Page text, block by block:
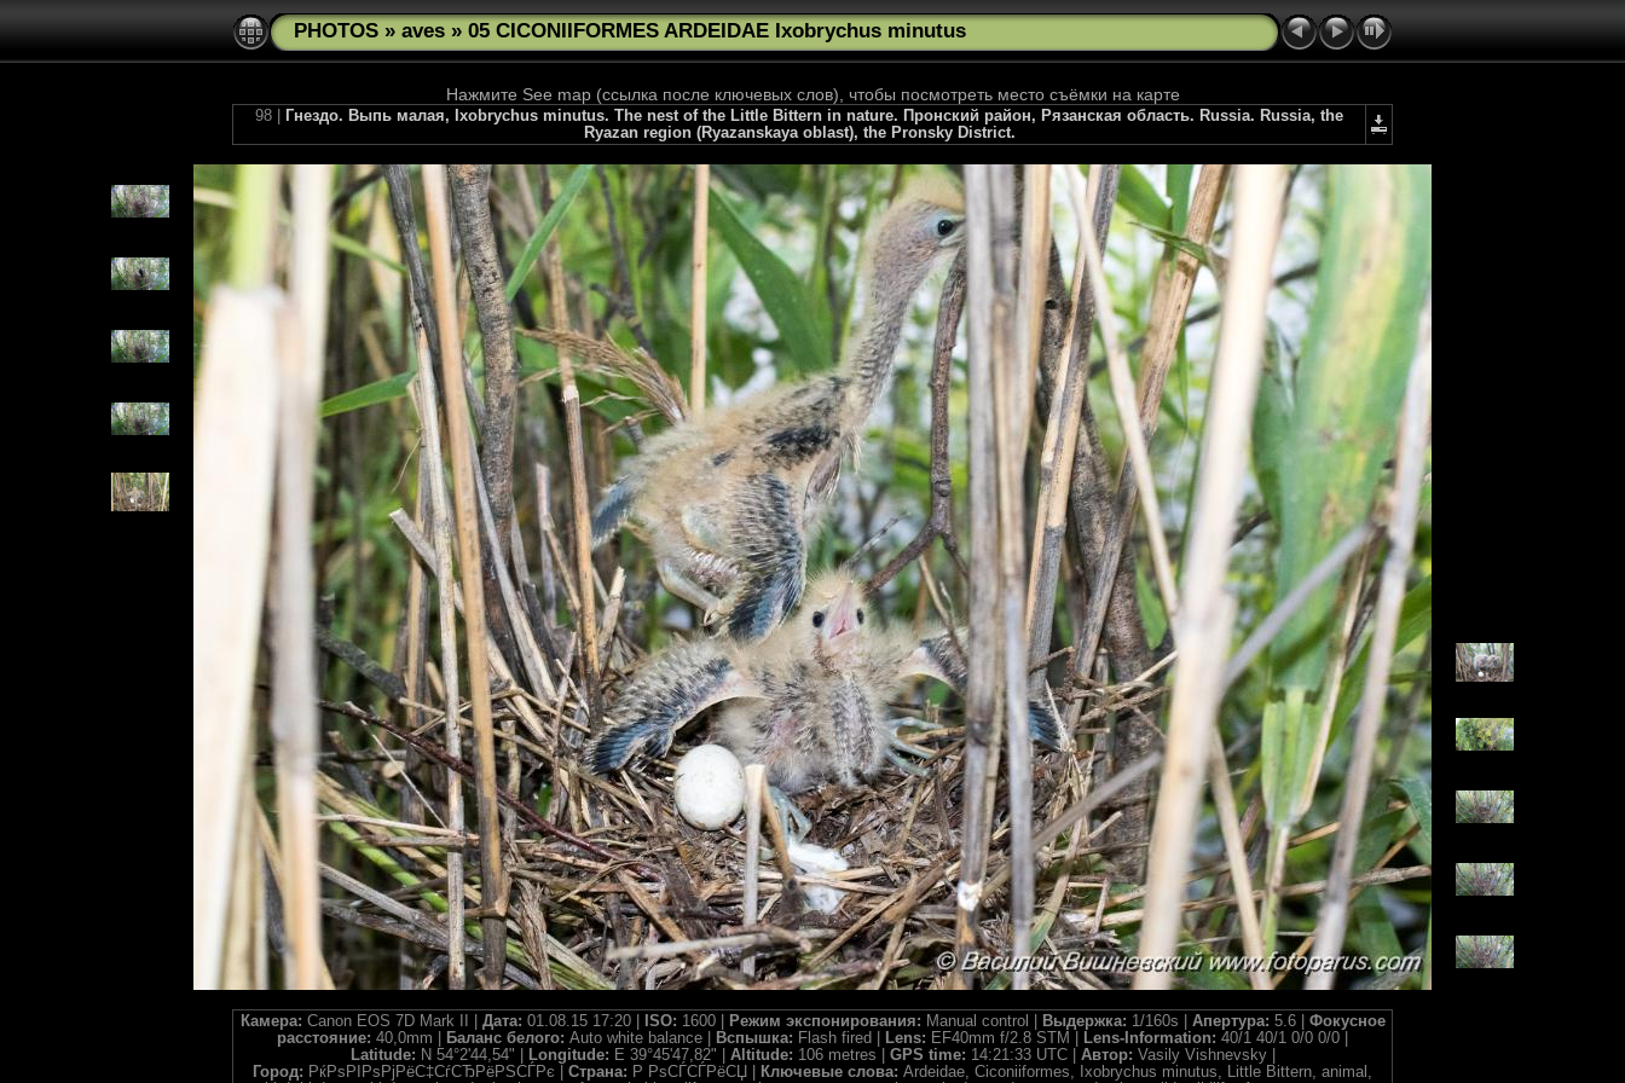
PHOTOS » aves » 05 CICONIIFORMES ARDEIDAE Ixobrychus minutus
Нажмите See map (ссылка после ключевых слов), чтобы посмотреть место съёмки на карте
98 |
Гнездо. Выпь малая, Ixobrychus minutus. The nest of the Little Bittern in nature. Пронский район, Рязанская область. Russia. Russia, the
Ryazan region (Ryazanskaya oblast), the Pronsky District.
Камера: Canon EOS 7D Mark II | Дата: 01.08.15 17:20 | ISO: 1600 | Режим экспонирования: Manual control | Выдержка: 1/160s | Апертура: 5.6 | Фокусное
расстояние: 40,0mm | Баланс белого: Auto white balance | Вспышка: Flash fired | Lens: EF40mm f/2.8 STM | Lens-Information: 40/1 40/1 0/0 0/0 |
Latitude: N 54°2'44,54" | Longitude: E 39°45'47,82" | Altitude: 106 metres | GPS time: 14:21:33 UTC | Автор: Vasily Vishnevsky |
Город: РќРѕРІРѕРјРёС‡СѓСЂРёРЅСЃРє | Страна: Р РѕСЃСЃРёСЏ | Ключевые слова: Ardeidae, Ciconiiformes, Ixobrychus minutus, Little Bittern, animal,